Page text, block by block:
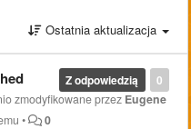
Ostatnia aktualizacja
0
Z odpowiedzią
zmodyfikowane przez Eugene
• 0